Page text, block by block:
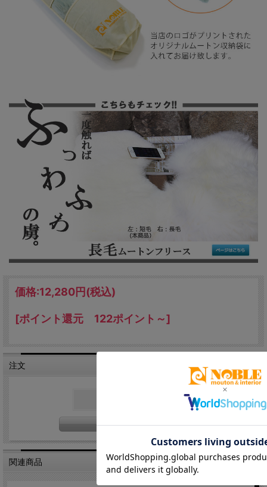
価格:12,280円(税込)
[ポイント還元 122ポイント～]
注文
関連商品